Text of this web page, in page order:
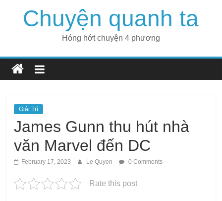
Chuyện quanh ta
Hóng hớt chuyện 4 phương
Giải Trí
James Gunn thu hút nhà
văn Marvel đến DC
February 17, 2023 Le Quyen 0 Comments
Rate this post